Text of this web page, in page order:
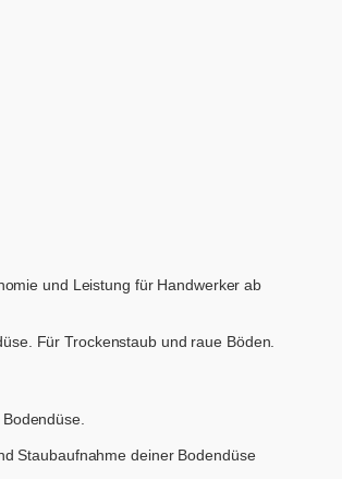
und Leistung für Handwerker ab
Für Trockenstaub und raue Böden.
Staubaufnahme deiner Bodendüse